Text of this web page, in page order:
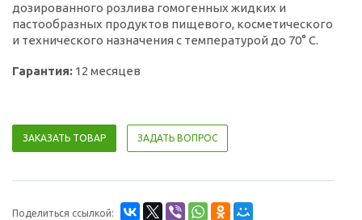
дозированного розлива гомогенных жидких и
пастообразных продуктов пищевого, косметического
и технического назначения с температурой до 70° С.
Гарантия: 12 месяцев
ЗАКАЗАТЬ ТОВАР ЗАДАТЬ ВОПРОС
Поделиться ссылкой: